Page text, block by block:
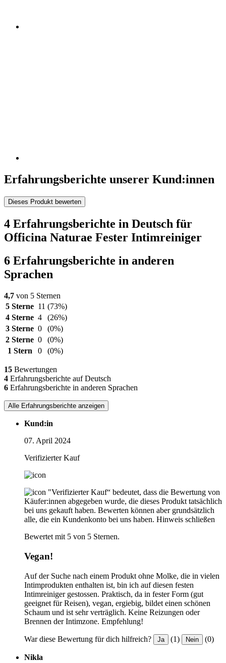
Erfahrungsberichte unserer Kund:innen
Dieses Produkt bewerten
4 Erfahrungsberichte in Deutsch für
Officina Naturae Fester Intimreiniger
6 Erfahrungsberichte in anderen
Sprachen
4,7 von 5 Sternen
5 Sterne 11 (73%)
4 Sterne 4
(26%)
3 Sterne 0
(0%)
2 Sterne 0
(0%)
1 Stern
0 (0%)
15 Bewertungen
4 Erfahrungsberichte auf Deutsch
6 Erfahrungsberichte in anderen Sprachen
Alle Erfahrungsberichte anzeigen
Kund:in
07. April 2024
Verifizierter Kauf
"Verifizierter Kauf“ bedeutet, dass die Bewertung von
Käufer:innen abgegeben wurde, die dieses Produkt tatsächlich
bei uns gekauft haben. Bewerten können aber grundsätzlich
alle, die ein Kundenkonto bei uns haben. Hinweis schließen
Bewertet mit 5 von 5 Sternen.
Vegan!
Auf der Suche nach einem Produkt ohne Molke, die in vielen
Intimprodukten enthalten ist, bin ich auf diesen festen
Intimreiniger gestossen. Praktisch, da in fester Form (gut
geeignet für Reisen), vegan, ergiebig, bildet einen schönen
Schaum und ist sehr verträglich. Keine Reizungen oder
Brennen der Intimzone. Empfehlung!
War diese Bewertung für dich hilfreich? Ja (1) Nein (0)
Nikla